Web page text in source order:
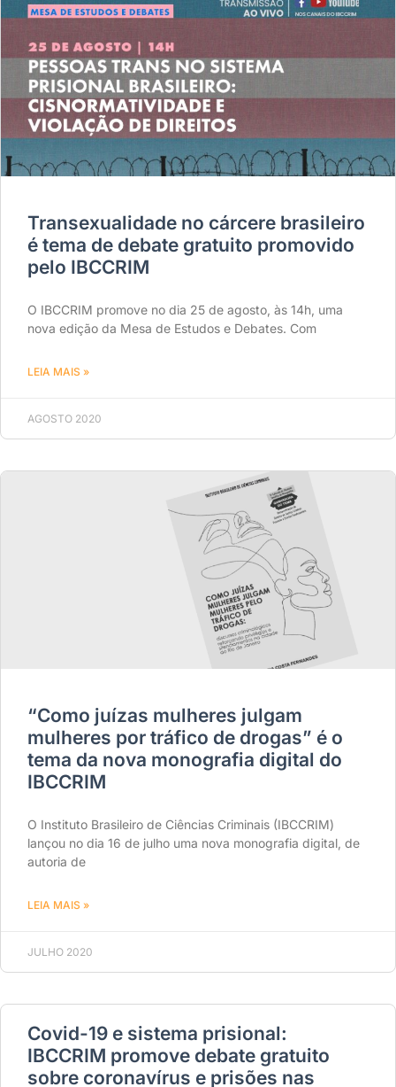
Transexualidade no cárcere brasileiro
é tema de debate gratuito promovido
pelo IBCCRIM
O IBCCRIM promove no dia 25 de agosto, às 14h, uma
nova edição da Mesa de Estudos e Debates. Com
LEIA MAIS »
AGOSTO 2020
“Como juízas mulheres julgam
mulheres por tráfico de drogas” é o
tema da nova monografia digital do
IBCCRIM
O Instituto Brasileiro de Ciências Criminais (IBCCRIM)
lançou no dia 16 de julho uma nova monografia digital, de
autoria de
LEIA MAIS »
JULHO 2020
Covid-19 e sistema prisional:
IBCCRIM promove debate gratuito
sobre coronavírus e prisões nas